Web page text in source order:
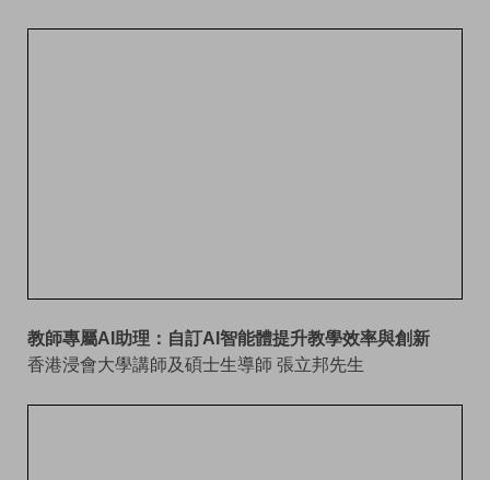
教師專屬AI助理：自訂AI智能體提升教學效率與創新
香港浸會大學講師及碩士生導師 張立邦先生